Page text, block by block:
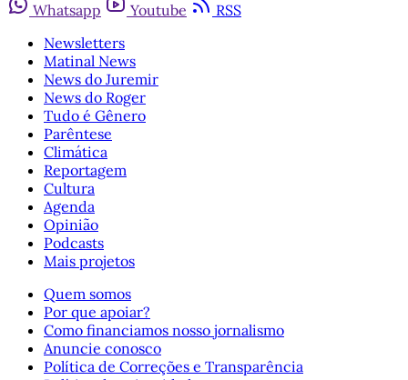
Whatsapp
Youtube
RSS
Newsletters
Matinal News
News do Juremir
News do Roger
Tudo é Gênero
Parêntese
Climática
Reportagem
Cultura
Agenda
Opinião
Podcasts
Mais projetos
Quem somos
Por que apoiar?
Como financiamos nosso jornalismo
Anuncie conosco
Política de Correções e Transparência